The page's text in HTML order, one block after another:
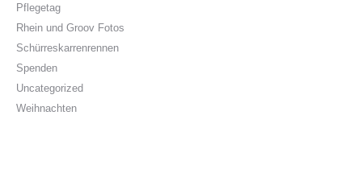
Pflegetag
Rhein und Groov Fotos
Schürreskarrenrennen
Spenden
Uncategorized
Weihnachten